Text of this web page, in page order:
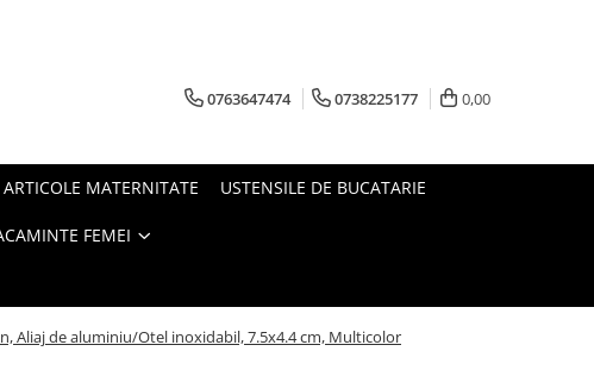
0763647474 0738225177 0,00
ARTICOLE MATERNITATE USTENSILE DE BUCATARIE
FEMEI
Aliaj de aluminiu/Otel inoxidabil, 7.5x4.4 cm, Multicolor